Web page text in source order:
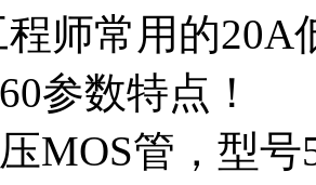
程师常用的20A
参数特点！
MOS管，型